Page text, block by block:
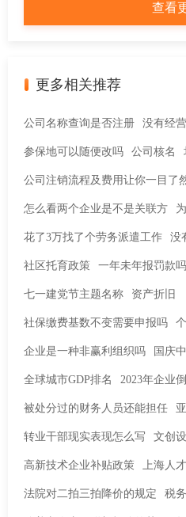
查看
更多相关推荐
公司名称查询是否注册 没有经
参保地可以随便改吗 公司核名
公司注销流程及费用让你一目了
怎么看两个企业是不是关联方
花了3万找了个劳务派遣工作 没
社区托育政策 一年未年报罚款吗
七一建党节主题名称 资产折旧
社保缴费基数不变需要申报吗
企业是一种非赢利组织吗 国庆
全球城市GDP排名 2023年企业
被处分过的财务人员还能担任
转业干部现实表现怎么写 文创
高新技术企业补贴政策 上海人
法院对二拍三拍降价的规定 税